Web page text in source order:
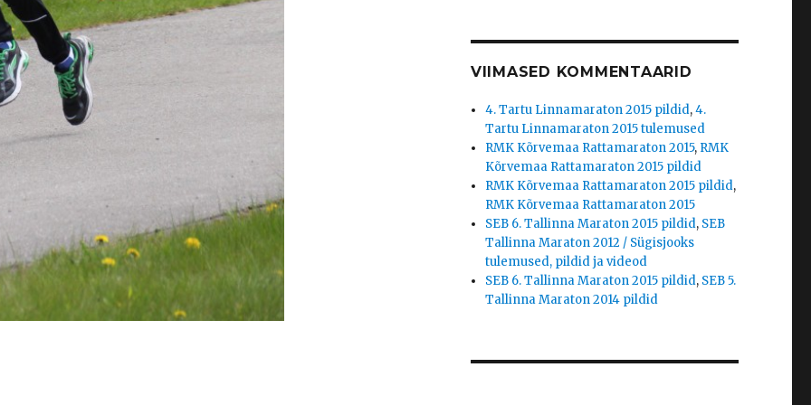
VIIMASED KOMMENTAARID
4. Tartu Linnamaraton 2015 pildid,4.
Tartu Linnamaraton 2015 tulemused
RMK Kõrvemaa Rattamaraton 2015, RMK
Kõrvemaa Rattamaraton 2015 pildid
RMK Kõrvemaa Rattamaraton 2015 pildid,
RMK Kõrvemaa Rattamaraton 2015
SEB 6. Tallinna Maraton 2015 pildid, SEB
Tallinna Maraton 2012 / Sügisjooks
tulemused, pildid ja videod
SEB 6. Tallinna Maraton 2015 pildid, SEB 5.
Tallinna Maraton 2014 pildid